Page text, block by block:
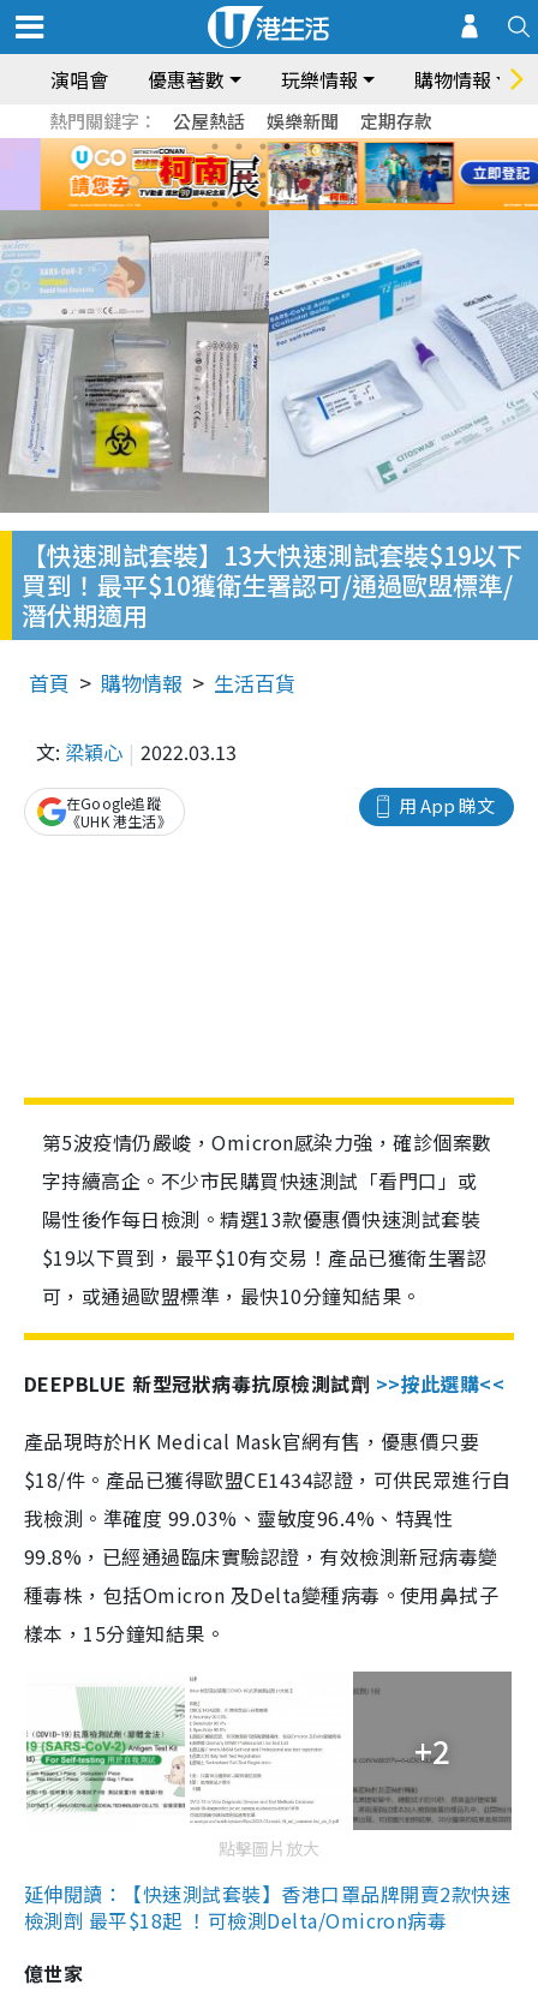
演唱會 優惠著數 玩樂情報 購物情報
熱門關鍵字： 公屋熱話 娛樂新聞 定期存款
【快速測試套裝】13大快速測試套裝$19以下
買到！最平$10獲衛生署認可/通過歐盟標準/
潛伏期適用
首頁 購物情報 生活百貨
文: 梁穎心 2022.03.13
用 App 睇文
在Google追蹤
《UHK 港生活》
第5波疫情仍嚴峻，Omicron感染力強，確診個案數
字持續高企。不少市民購買快速測試「看門口」或
陽性後作每日檢測。精選13款優惠價快速測試套裝
$19以下買到，最平$10有交易！產品已獲衛生署認
可，或通過歐盟標準，最快10分鐘知結果。
DEEPBLUE 新型冠狀病毒抗原檢測試劑 >>按此選購<<
產品現時於HK Medical Mask官網有售，優惠價只要
$18/件。產品已獲得歐盟CE1434認證，可供民眾進行自
我檢測。準確度 99.03%、靈敏度96.4%、特異性
99.8%，已經通過臨床實驗認證，有效檢測新冠病毒變
種毒株，包括Omicron 及Delta變種病毒。使用鼻拭子
樣本，15分鐘知結果。
+2
點擊圖片放大
延伸閱讀：【快速測試套裝】香港口罩品牌開賣2款快速
檢測劑 最平$18起 ！可檢測Delta/Omicron病毒
億世家